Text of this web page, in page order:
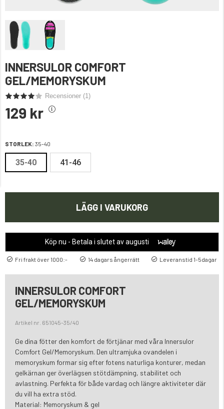
INNERSULOR COMFORT
GEL/MEMORYSKUM
Recensioner (1)
129 kr
STORLEK: 35-40
35-40 41-46
LÄGG I VARUKORG
Köp nu - Betala i slutet av augusti
Fri frakt över 1000:- 14 dagars ångerrätt Leveranstid 1-5dagar
INNERSULOR COMFORT
GEL/MEMORYSKUM
Artikel nr. 651045-35/40
Ge dina fötter den komfort de förtjänar med våra Innersulor
Comfort Gel/Memoryskum. Den ultramjuka ovandelen i
memoryskum formar sig efter fotens naturliga konturer, medan
gelkärnan ger överlägsen stötdämpning, stabilitet och
avlastning. Perfekta för både vardag och längre aktiviteter där
du vill ha extra stöd.
Material: Memoryskum & gel